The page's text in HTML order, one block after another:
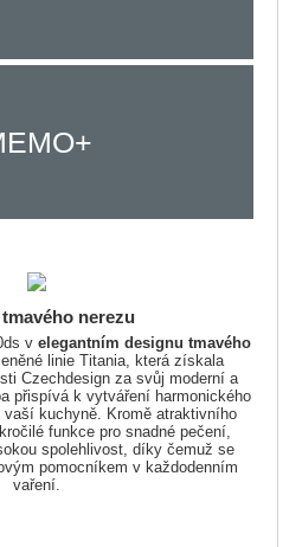
nerezu
v elegantním designu tmavého
linie Titania, která získala
Czechdesign za svůj moderní a
přispívá k vytváření harmonického
kuchyně. Kromě atraktivního
funkce pro snadné pečení,
spolehlivost, díky čemuž se
pomocníkem v každodenním
vaření.